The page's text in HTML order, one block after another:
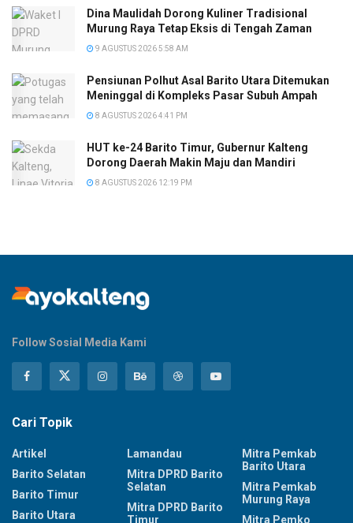
Dina Maulidah Dorong Kuliner Tradisional
Murung Raya Tetap Eksis di Tengah Zaman
9 AGUSTUS 2026 5:58 AM
Pensiunan Polhut Asal Barito Utara Ditemukan
Meninggal di Kompleks Pasar Subuh Ampah
8 AGUSTUS 2026 4:41 PM
HUT ke-24 Barito Timur, Gubernur Kalteng
Dorong Daerah Makin Maju dan Mandiri
8 AGUSTUS 2026 12:19 PM
Follow Sosial Media Kami
Cari Topik
Artikel
Barito Selatan
Barito Timur
Barito Utara
Lamandau
Mitra DPRD Barito
Selatan
Mitra DPRD Barito
Timur
Mitra Pemkab
Barito Utara
Mitra Pemkab
Murung Raya
Mitra Pemko